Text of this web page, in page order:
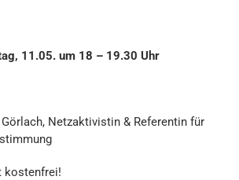
11.05. um 18 – 19.30 Uhr
Netzaktivistin & Referentin für
kostenfrei!